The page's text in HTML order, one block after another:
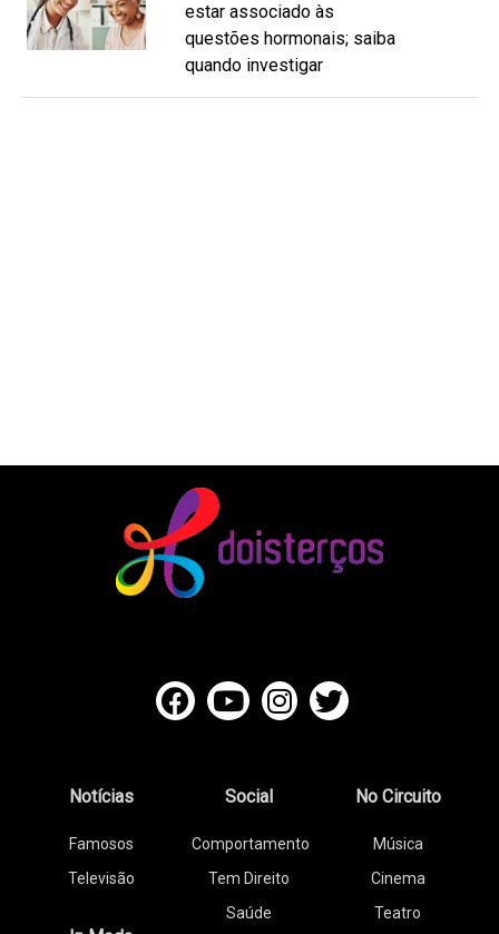
estar associado às
questões hormonais; saiba
quando investigar
Notícias
Famosos
Televisão
Social
Comportamento
Tem Direito
Saúde
No Circuito
Música
Cinema
Teatro